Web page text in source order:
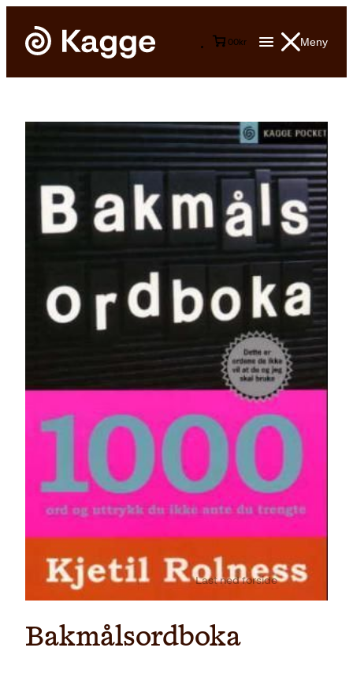
Meny
00kr
Last ned forside
Bakmålsordboka